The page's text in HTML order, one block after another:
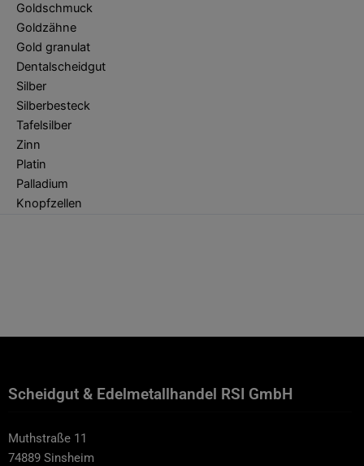
Goldschmuck
Goldzähne
Gold granulat
Dentalscheidgut
Silber
Silberbesteck
Tafelsilber
Zinn
Platin
Palladium
Knopfzellen
Scheidgut & Edelmetallhandel RSI GmbH
Muthstraße 11
74889 Sinsheim